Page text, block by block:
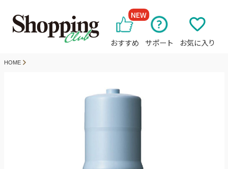
おすすめ
NEW
サポート お気に入り
HOME